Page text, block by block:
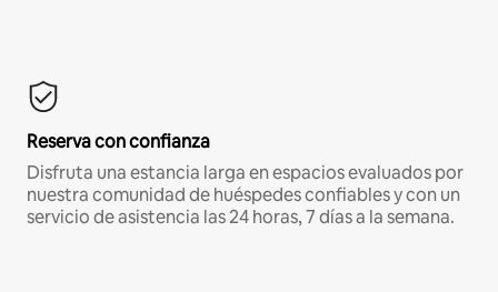
Reserva con confianza
Disfruta una estancia larga en espacios evaluados por
nuestra comunidad de huéspedes confiables y con un
servicio de asistencia las 24 horas, 7 días a la semana.